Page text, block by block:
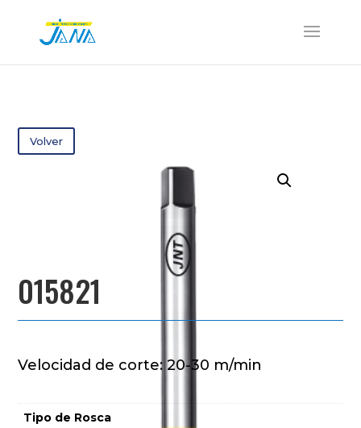
Volver
015821
Velocidad de corte: 20-30 m/min
Tipo de Rosca